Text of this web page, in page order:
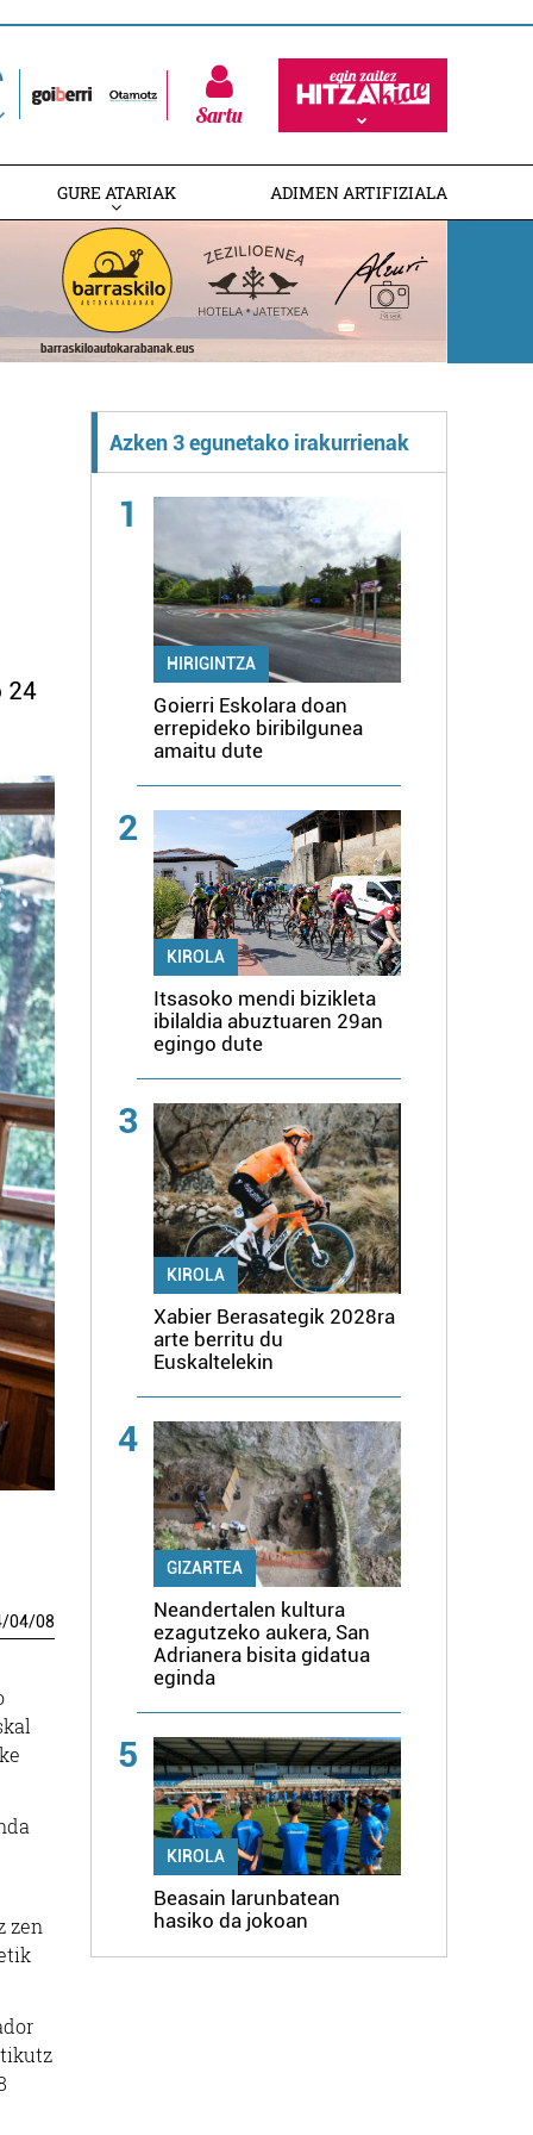
Sartu
GURE ATARIAK ADIMEN ARTIFIZIALA
24
/04/08
zen
Azken 3 egunetako irakurrienak
1
HIRIGINTZA
Goierri Eskolara doan
errepideko biribilgunea
amaitu dute
2
KIROLA
Itsasoko mendi bizikleta
ibilaldia abuztuaren 29an
egingo dute
3
KIROLA
Xabier Berasategik 2028ra
arte berritu du
Euskaltelekin
4
GIZARTEA
Neandertalen kultura
ezagutzeko aukera, San
Adrianera bisita gidatua
eginda
5
KIROLA
Beasain larunbatean
hasiko da jokoan